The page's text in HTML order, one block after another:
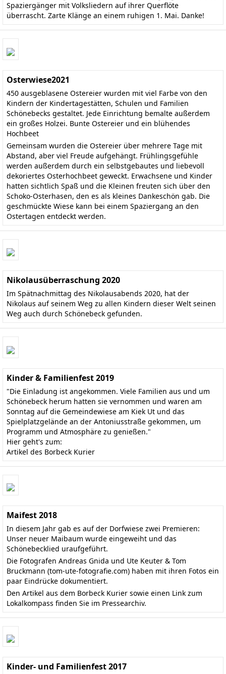
Spaziergänger mit Volksliedern auf ihrer Querflöte
überrascht. Zarte Klänge an einem ruhigen 1. Mai. Danke!
Osterwiese2021
450 ausgeblasene Ostereier wurden mit viel Farbe von den
Kindern der Kindertagestätten, Schulen und Familien
Schönebecks gestaltet. Jede Einrichtung bemalte außerdem
ein großes Holzei. Bunte Ostereier und ein blühendes
Hochbeet
Gemeinsam wurden die Ostereier über mehrere Tage mit
Abstand, aber viel Freude aufgehängt. Frühlingsgefühle
werden außerdem durch ein selbstgebautes und liebevoll
dekoriertes Osterhochbeet geweckt. Erwachsene und Kinder
hatten sichtlich Spaß und die Kleinen freuten sich über den
Schoko-Osterhasen, den es als kleines Dankeschön gab. Die
geschmückte Wiese kann bei einem Spaziergang an den
Ostertagen entdeckt werden.
Nikolausüberraschung 2020
Im Spätnachmittag des Nikolausabends 2020, hat der
Nikolaus auf seinem Weg zu allen Kindern dieser Welt seinen
Weg auch durch Schönebeck gefunden.
Kinder & Familienfest 2019
"Die Einladung ist angekommen. Viele Familien aus und um
Schönebeck herum hatten sie vernommen und waren am
Sonntag auf die Gemeindewiese am Kiek Ut und das
Spielplatzgelände an der Antoniusstraße gekommen, um
Programm und Atmosphäre zu genießen."
Hier geht's zum:
Artikel des Borbeck Kurier
Maifest 2018
In diesem Jahr gab es auf der Dorfwiese zwei Premieren:
Unser neuer Maibaum wurde eingeweiht und das
Schönebecklied uraufgeführt.
Die Fotografen Andreas Gnida und Ute Keuter & Tom
Bruckmann (tom-ute-fotografie.com) haben mit ihren Fotos ein
paar Eindrücke dokumentiert.
Den Artikel aus dem Borbeck Kurier sowie einen Link zum
Lokalkompass finden Sie im Pressearchiv.
Kinder- und Familienfest 2017